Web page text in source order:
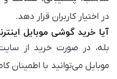
در اختیار کاربران قرار دهد.
آیا خرید گوشی موبایل
بله، در صورت خرید از
موبایل می‌توانید با اطمینان